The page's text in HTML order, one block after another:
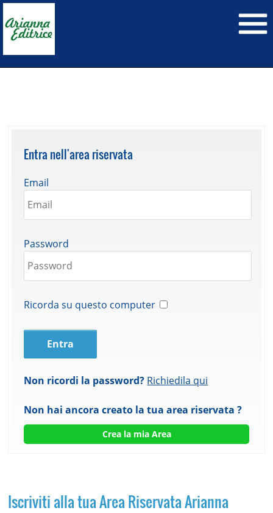
Entra nell'area riservata
Email
Password
Ricorda su questo computer
Non ricordi la password? Richiedila qui
Non hai ancora creato la tua area riservata ?
Crea la mia Area
Iscriviti alla tua Area Riservata Arianna